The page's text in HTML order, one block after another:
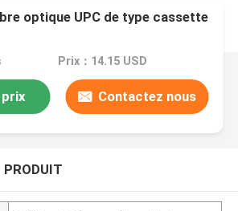
optique UPC de type cassette
Prix：14.15 USD
Contactez nous
PRODUIT